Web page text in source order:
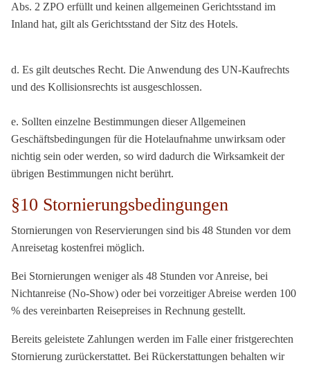
Abs. 2 ZPO erfüllt und keinen allgemeinen Gerichtsstand im
Inland hat, gilt als Gerichtsstand der Sitz des Hotels.
d. Es gilt deutsches Recht. Die Anwendung des UN-Kaufrechts
und des Kollisionsrechts ist ausgeschlossen.
e. Sollten einzelne Bestimmungen dieser Allgemeinen
Geschäftsbedingungen für die Hotelaufnahme unwirksam oder
nichtig sein oder werden, so wird dadurch die Wirksamkeit der
übrigen Bestimmungen nicht berührt.
§10 Stornierungsbedingungen
Stornierungen von Reservierungen sind bis 48 Stunden vor dem
Anreisetag kostenfrei möglich.
Bei Stornierungen weniger als 48 Stunden vor Anreise, bei
Nichtanreise (No-Show) oder bei vorzeitiger Abreise werden 100
% des vereinbarten Reisepreises in Rechnung gestellt.
Bereits geleistete Zahlungen werden im Falle einer fristgerechten
Stornierung zurückerstattet. Bei Rückerstattungen behalten wir